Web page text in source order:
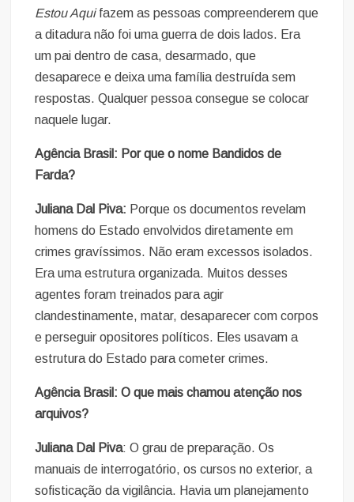
Estou Aquifazem as pessoas compreenderem que
a ditadura não foi uma guerra de dois lados. Era
um pai dentro de casa, desarmado, que
desaparece e deixa uma família destruída sem
respostas. Qualquer pessoa consegue se colocar
naquele lugar.
Agência Brasil: Por que o nome Bandidos de
Farda?
Juliana Dal Piva: Porque os documentos revelam
homens do Estado envolvidos diretamente em
crimes gravíssimos. Não eram excessos isolados.
Era uma estrutura organizada. Muitos desses
agentes foram treinados para agir
clandestinamente, matar, desaparecer com corpos
e perseguir opositores políticos. Eles usavam a
estrutura do Estado para cometer crimes.
Agência Brasil: O que mais chamou atenção nos
arquivos?
Juliana Dal Piva: O grau de preparação. Os
manuais de interrogatório, os cursos no exterior, a
sofisticação da vigilância. Havia um planejamento